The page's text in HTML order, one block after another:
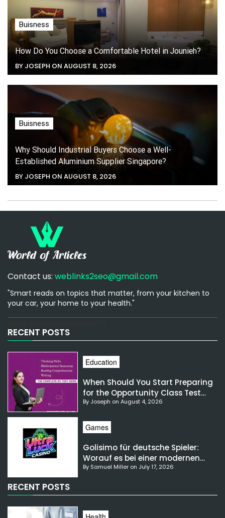
Buisness
How Do You Choose a Comfortable Hotel in Jounieh?
BY JOSEPH ON AUGUST 8, 2026
Buisness
Why Should Industrial Buyers Choose a Well-
Established Aluminium Supplier Singapore?
BY JOSEPH ON AUGUST 8, 2026
Contact us: weblinks2seo@gmail.com
"Smart reads on topics that matter, from your kitchen to
your car, your home to your health."
RECENT POSTS
Education
When Should You Start Preparing
for the Opportunity Class Test
NSW?
By Joseph on August 4, 2026
Games
Golisimo für deutsche Spieler:
Worauf es bei einer modernen
Gaming-Plattform ankommt
By Samuel Miller on July 17, 2026
RECENT POSTS